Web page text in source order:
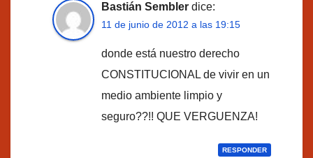
Bastián Sembler dice:
11 de junio de 2012 a las 19:15
donde está nuestro derecho
CONSTITUCIONAL de vivir en un
medio ambiente limpio y
seguro??!! QUE VERGUENZA!
RESPONDER